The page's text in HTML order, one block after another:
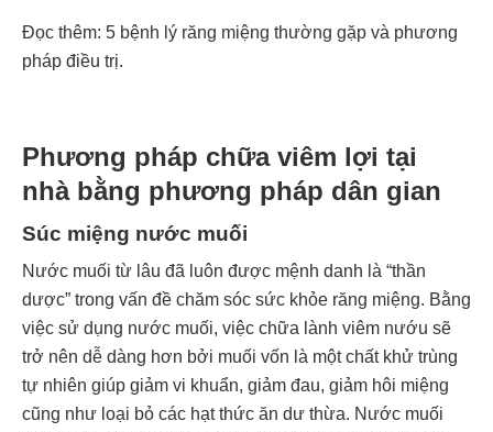
Đọc thêm: 5 bệnh lý răng miệng thường gặp và phương
pháp điều trị.
Phương pháp chữa viêm lợi tại
nhà bằng phương pháp dân gian
Súc miệng nước muối
Nước muối từ lâu đã luôn được mệnh danh là “thần
dược” trong vấn đề chăm sóc sức khỏe răng miệng. Bằng
việc sử dụng nước muối, việc chữa lành viêm nướu sẽ
trở nên dễ dàng hơn bởi muối vốn là một chất khử trùng
tự nhiên giúp giảm vi khuẩn, giảm đau, giảm hôi miệng
cũng như loại bỏ các hạt thức ăn dư thừa. Nước muối